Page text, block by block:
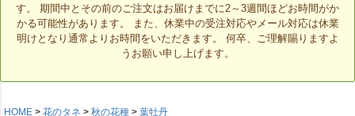
す。 期間中とその前のご注文はお届けまでに2～3週間ほどお時間がか
かる可能性があります。 また、休業中の受注対応やメール対応は休業
明けとなり通常よりお時間をいただきます。 何卒、ご理解賜りますよ
うお願い申し上げます。
HOME 花のタネ 秋の花種
葉牡丹